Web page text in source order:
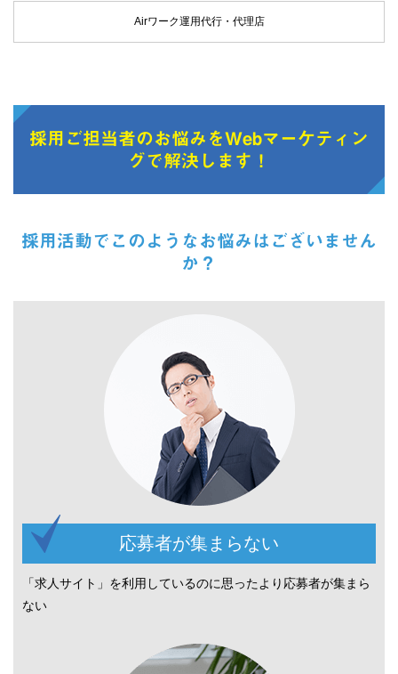
Airワーク運用代行・代理店
採用ご担当者のお悩みをWebマーケティン
グで解決します！
採用活動でこのようなお悩みはございません
か？
応募者が集まらない
「求人サイト」を利用しているのに思ったより応募者が集まら
ない